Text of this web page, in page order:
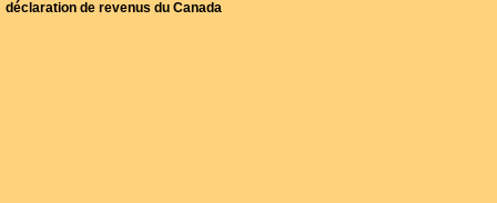
déclaration de revenus du Canada